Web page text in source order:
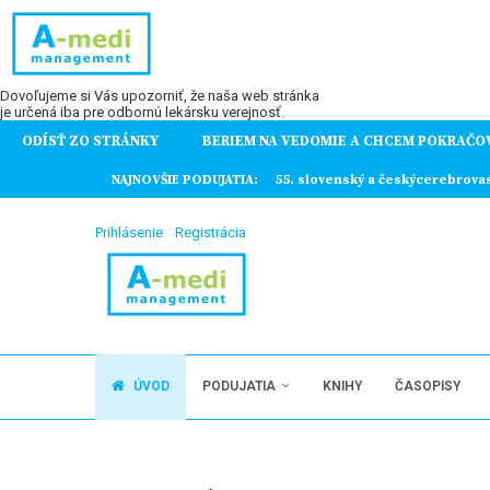
Dovoľujeme si Vás upozorniť, že naša web stránka
je určená iba pre odbornú lekársku verejnosť.
ODÍSŤ ZO STRÁNKY BERIEM NA VEDOMIE A CHCEM
NAJNOVŠIE PODUJATIA: 55. slovenský a
Prihlásenie Registrácia
ÚVOD PODUJATIA KNIHY ČASOPISY